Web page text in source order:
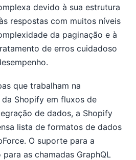
devido à sua estrutura
respostas com muitos níveis
da paginação e à
de erros cuidadoso
que trabalham na
Shopify em fluxos de
de dados, a Shopify
lista de formatos de dados
O suporte para a
as chamadas GraphQL